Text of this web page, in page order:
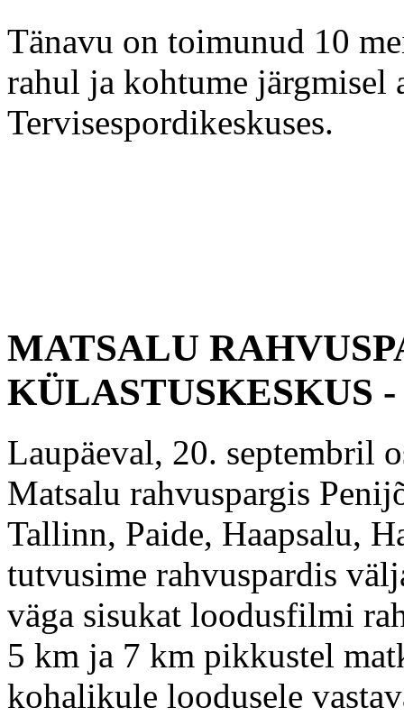
Tänavu on toimunud 10
rahul ja kohtume järgmisel
Tervisespordikeskuses.
MATSALU
KÜLASTUSKESKUS
Laupäeval, 20. septembril
Matsalu rahvuspargis
Tallinn, Paide, Haapsalu,
tutvusime rahvuspardis
väga sisukat loodusfilmi
5 km ja 7 km pikkustel
kohalikule loodusele